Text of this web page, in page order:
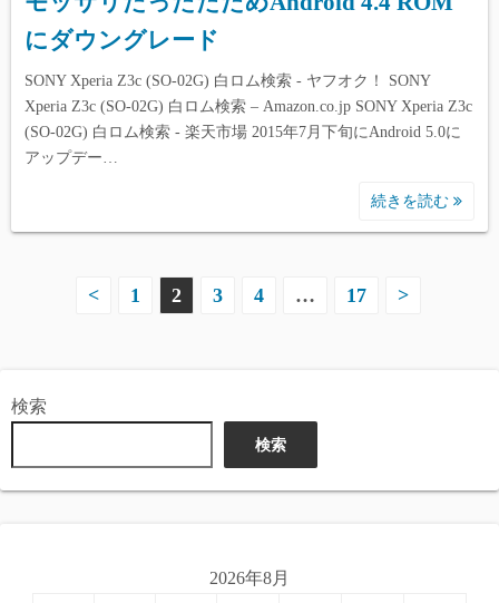
にダウングレード
SONY Xperia Z3c (SO-02G) 白ロム検索 - ヤフオク！ SONY
Xperia Z3c (SO-02G) 白ロム検索 – Amazon.co.jp SONY Xperia Z3c
(SO-02G) 白ロム検索 - 楽天市場 2015年7月下旬にAndroid 5.0に
アップデー…
続きを読む
ペ
ー
< 1 2 3 4 … 17 >
検索
検索
2026年8月